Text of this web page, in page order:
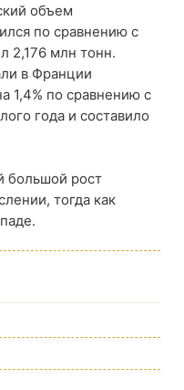
объем
по сравнению с
2,176 млн тонн.
в Франции
1,4% по сравнению с
года и составило
большой рост
тогда как